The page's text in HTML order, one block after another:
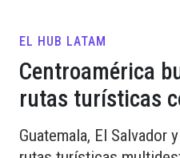
EL HUB LATAM
Centroamérica
rutas turísticas
Guatemala, El Salvador